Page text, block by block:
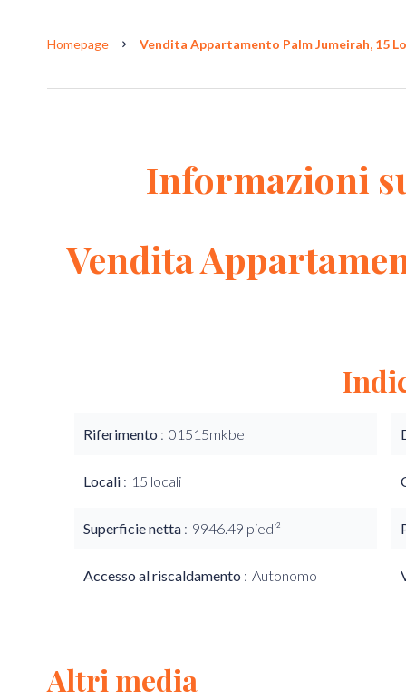
Homepage Vendita Appartamento Palm Jumeirah, 15
Informazioni
Vendita
Riferimento 01515mkbe
Locali 15 locali
Superficie netta 9946.49 piedi²
Accesso al riscaldamento Autonomo
Altri media